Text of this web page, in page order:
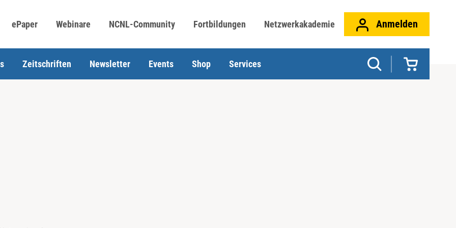
ePaper Webinare NCNL-Community Fortbildungen Netzwerkakademie Anmelden
Zeitschriften Newsletter Events Shop Services